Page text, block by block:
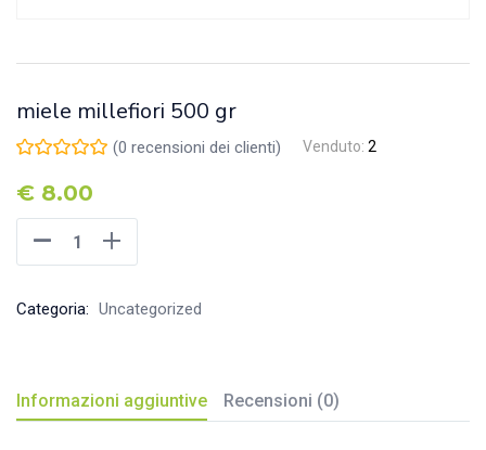
miele millefiori 500 gr
(0 recensioni dei clienti) Venduto: 2
€ 8.00
Categoria: Uncategorized
Informazioni aggiuntive Recensioni (0)